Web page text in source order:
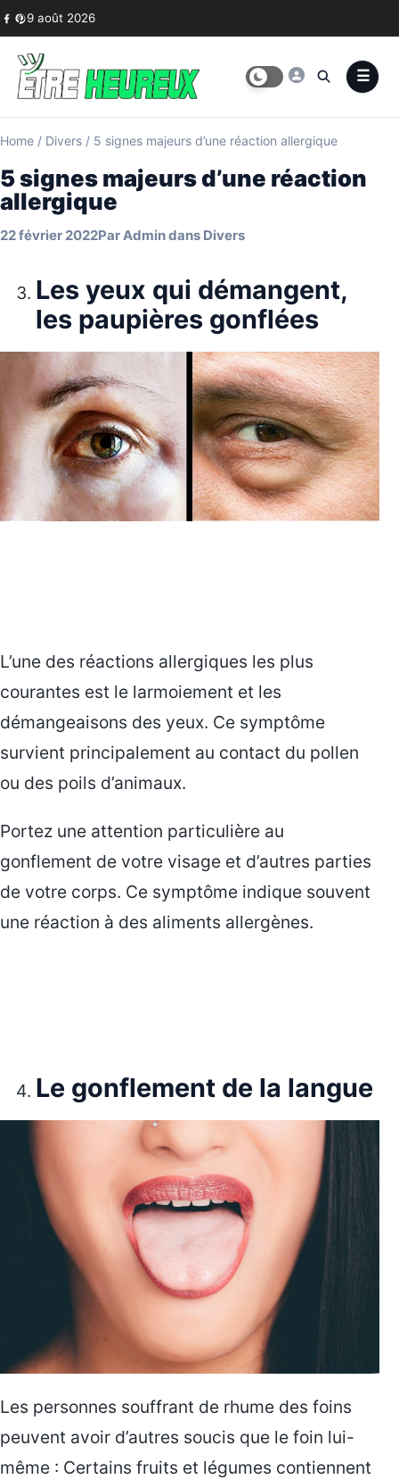
Skip to content
9 août 2026
Home / Divers / 5 signes majeurs d’une réaction allergique
5 signes majeurs d’une réaction
allergique
22 février 2022ParAdmindans Divers
Les yeux qui démangent,
les paupières gonflées
L’une des réactions allergiques les plus
courantes est le larmoiement et les
démangeaisons des yeux. Ce symptôme
survient principalement au contact du pollen
ou des poils d’animaux.
Portez une attention particulière au
gonflement de votre visage et d’autres parties
de votre corps. Ce symptôme indique souvent
une réaction à des aliments allergènes.
Le gonflement de la langue
Les personnes souffrant de rhume des foins
peuvent avoir d’autres soucis que le foin lui-
même : Certains fruits et légumes contiennent